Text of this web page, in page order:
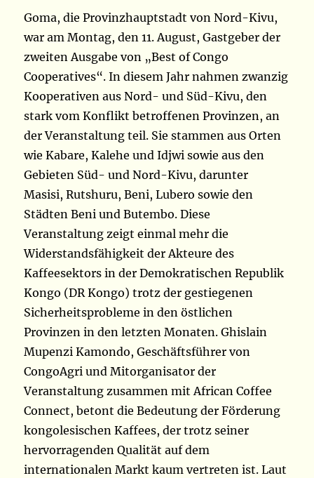
Goma, die Provinzhauptstadt von Nord-Kivu,
war am Montag, den 11. August, Gastgeber der
zweiten Ausgabe von „Best of Congo
Cooperatives“. In diesem Jahr nahmen zwanzig
Kooperativen aus Nord- und Süd-Kivu, den
stark vom Konflikt betroffenen Provinzen, an
der Veranstaltung teil. Sie stammen aus Orten
wie Kabare, Kalehe und Idjwi sowie aus den
Gebieten Süd- und Nord-Kivu, darunter
Masisi, Rutshuru, Beni, Lubero sowie den
Städten Beni und Butembo. Diese
Veranstaltung zeigt einmal mehr die
Widerstandsfähigkeit der Akteure des
Kaffeesektors in der Demokratischen Republik
Kongo (DR Kongo) trotz der gestiegenen
Sicherheitsprobleme in den östlichen
Provinzen in den letzten Monaten. Ghislain
Mupenzi Kamondo, Geschäftsführer von
CongoAgri und Mitorganisator der
Veranstaltung zusammen mit African Coffee
Connect, betont die Bedeutung der Förderung
kongolesischen Kaffees, der trotz seiner
hervorragenden Qualität auf dem
internationalen Markt kaum vertreten ist. Laut